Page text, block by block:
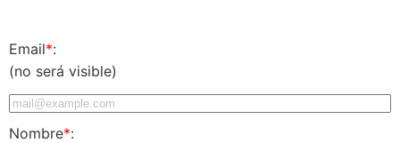
Email*:
(no será visible)
Nombre*: